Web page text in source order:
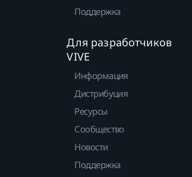
Поддержка
Для разработчиков
VIVE
Информация
Дистрибуция
Ресурсы
Сообщество
Новости
Поддержка